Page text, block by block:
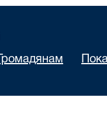
Громадянам